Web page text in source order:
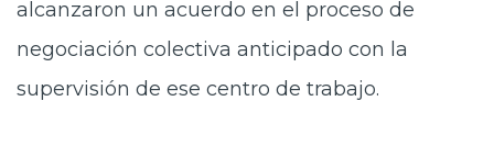
alcanzaron un acuerdo en el proceso de
negociación colectiva anticipado con la
supervisión de ese centro de trabajo.